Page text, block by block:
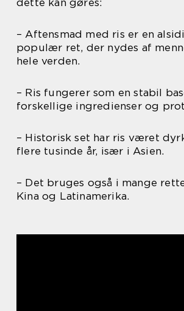
– Aftensmad med ris er en
populær ret, der nydes af
hele verden.
– Ris fungerer som en stabil
forskellige ingredienser og
– Historisk set har ris været
flere tusinde år, især i Asien.
– Det bruges også i mange
Kina og Latinamerika.